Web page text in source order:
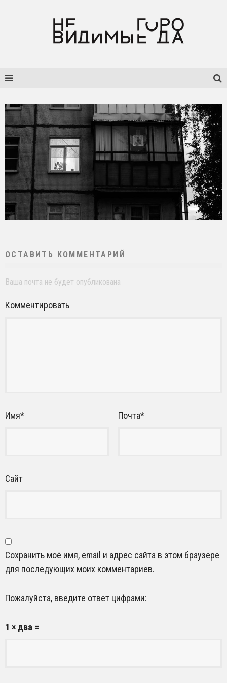
ОСТАВИТЬ КОММЕНТАРИЙ
Ваша почта не будет опубликована
Комментировать
Имя* Почта*
Сайт
Сохранить моё имя, email и адрес сайта в этом браузере
для последующих моих комментариев.
Пожалуйста, введите ответ цифрами:
1 × два =